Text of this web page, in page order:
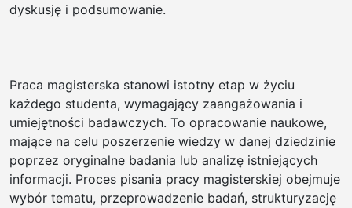
dyskusję i podsumowanie.
Praca magisterska stanowi istotny etap w życiu
każdego studenta, wymagający zaangażowania i
umiejętności badawczych. To opracowanie naukowe,
mające na celu poszerzenie wiedzy w danej dziedzinie
poprzez oryginalne badania lub analizę istniejących
informacji. Proces pisania pracy magisterskiej obejmuje
wybór tematu, przeprowadzenie badań, strukturyzację